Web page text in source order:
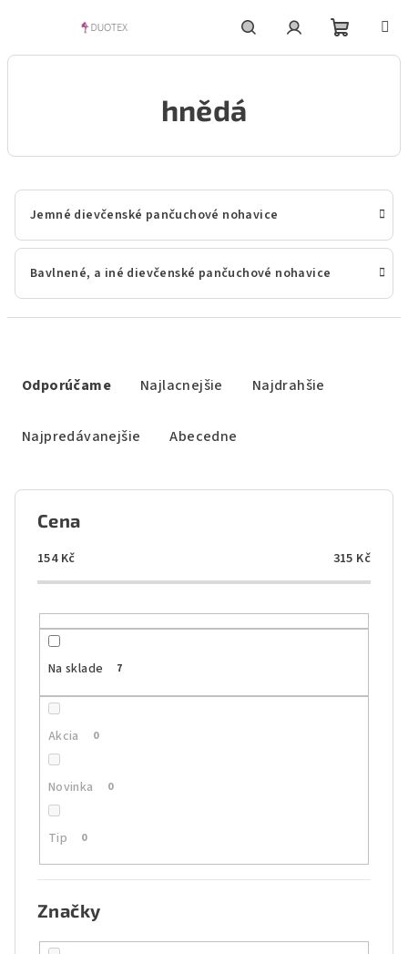
HľadaťPrihlásenie
hnědá
Jemné dievčenské pančuchové nohavice
Bavlnené, a iné dievčenské pančuchové nohavice
Odporúčame Najlacnejšie Najdrahšie
Najpredávanejšie Abecedne
Cena
154Kč 315 Kč
Na sklade 7
Akcia 0
Novinka 0
Tip 0
Značky